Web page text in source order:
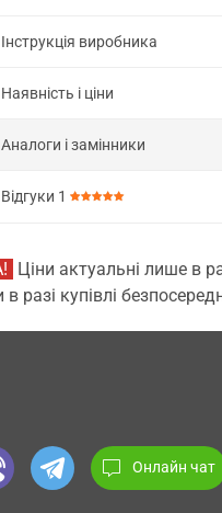
Інструкція виробника
Наявність і ціни
Аналоги і замінники
Відгуки 1
Ціни актуальні лише в
в разі купівлі
Онлайн чат